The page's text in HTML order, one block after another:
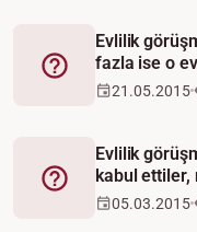
Fetva
Evlilik
fazla ise o
21.05.2015
Fetva
Evlilik
kabul ettiler,
05.03.2015